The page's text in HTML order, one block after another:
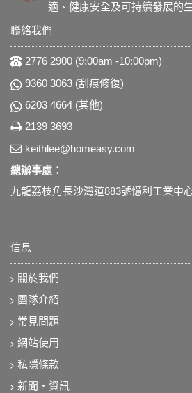
適、健康安全及可持續發展的
聯絡我們
2776 2900 (9:00am -10:00pm)
9360 3063 (刮痕修復)
6203 4664 (其他)
2139 3693
keithlee@homeasy.com
總辦事處：
九龍荔枝角長沙灣道883號憶利工業中
信息
關於我們
團隊介紹
常見問題
網站使用
私隱條款
新聞‧資訊